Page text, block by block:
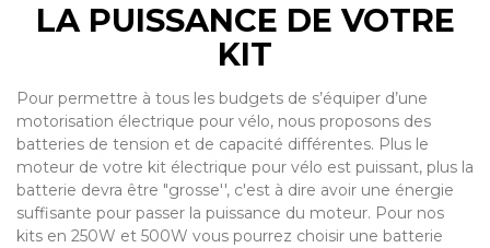
LA PUISSANCE DE VOTRE
KIT
Pour permettre à tous les budgets de s’équiper d’une
motorisation électrique pour vélo, nous proposons des
batteries de tension et de capacité différentes. Plus le
moteur de votre kit électrique pour vélo est puissant, plus la
batterie devra être "grosse'', c'est à dire avoir une énergie
suffisante pour passer la puissance du moteur. Pour nos
kits en 250W et 500W vous pourrez choisir une batterie